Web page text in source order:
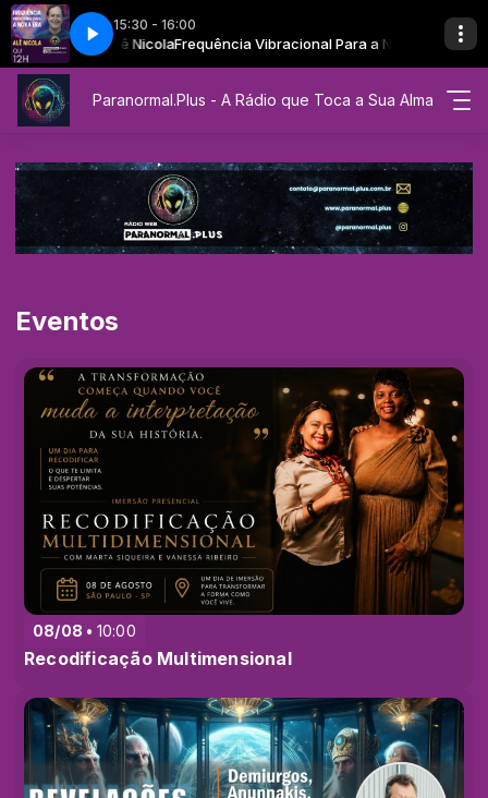
15:30 - 16:00
Era com Alê NicolaFrequência Vibracional Para a Nova Era com Alê
Nova Era - Alê NicolaEP 14 - Frequência Vibracional Para a Nova Era -
Paranormal.Plus - A Rádio que Toca a Sua Alma
Eventos
08/08 10:00
Recodificação Multimensional